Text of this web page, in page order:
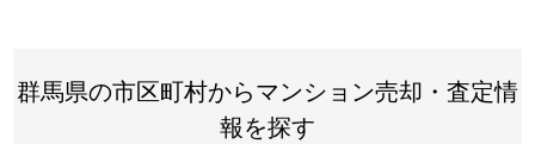
群馬県の市区町村からマンション売却・査定情
報を探す